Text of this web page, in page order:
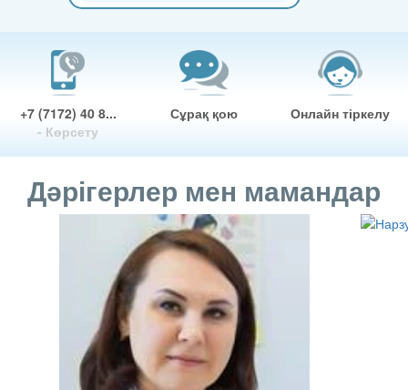
+7 (7172) 40 8...
- Көрсету
Сұрақ қою Онлайн тіркелу
Дәрігерлер мен мамандар